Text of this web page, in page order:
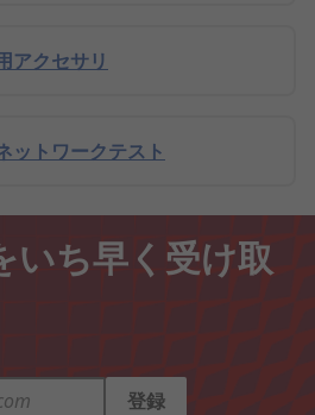
アクセサリ
ットワークテスト
いち早く受け取
登録